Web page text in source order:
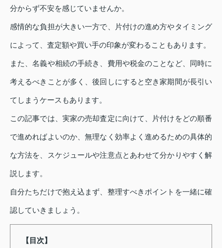
分からず不安を感じていませんか。
感情的な負担が大きい一方で、片付けの進め方やタイミング
によって、査定額や買い手の印象が変わることもあります。
また、名義や相続の手続き、費用や税金のことなど、同時に
考えるべきことが多く、後回しにすると空き家期間が長引い
てしまうケースもあります。
この記事では、実家の売却査定に向けて、片付けをどの順番
で進めればよいのか、無理なく効率よく進めるための具体的
な方法を、スケジュールや注意点とあわせて分かりやすく解
説します。
自分たちだけで抱え込まず、整理すべきポイントを一緒に確
認していきましょう。
【目次】